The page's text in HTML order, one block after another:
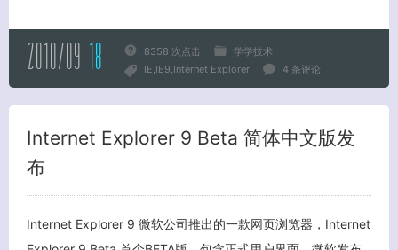
2010/09 18 8358 次点击
学学技术
IE IE9 Internet Explorer 4 条评论
Internet Explorer 9 Beta 简体中文版发
布
Internet Explorer 9 微软公司推出的一款网页浏览器，Internet